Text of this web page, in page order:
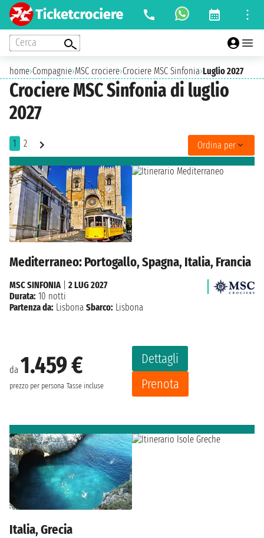
Cerca
home›Compagnie›MSC crociere›Crociere MSC Sinfonia›Luglio 2027
Crociere MSC Sinfonia di luglio
2027
1 2 Ordina per
Mediterraneo: Portogallo, Spagna, Italia, Francia
da 1.459 €
prezzo per persona Tasse incluse
Dettagli
Prenota
MSC SINFONIA
2 LUG 2027
Durata: 10 notti
Partenza da: Lisbona Sbarco: Lisbona
Italia, Grecia